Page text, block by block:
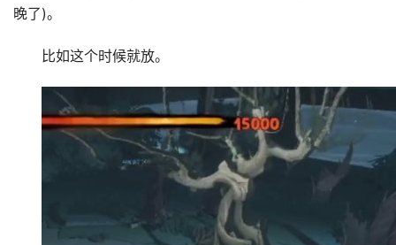
晚了)。
比如这个时候就放。